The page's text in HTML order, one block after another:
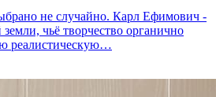
не случайно. Карл Ефимович -
чьё творчество органично
реалистическую…